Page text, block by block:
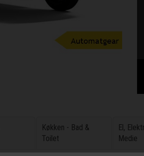
Køkken - Bad &
Toilet
El,
Medie